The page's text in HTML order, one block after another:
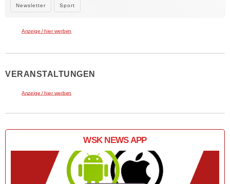
Newsletter Sport
Anzeige / hier werben
VERANSTALTUNGEN
Anzeige / hier werben
WSK NEWS APP